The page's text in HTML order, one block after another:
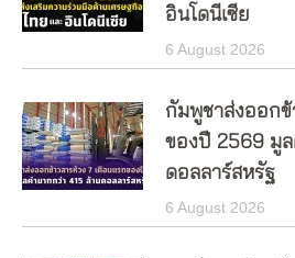
อินโดนีเซีย
6 August 2026
กัมพูชาส่งออกข้
ของปี 2569 มูล
ดอลลาร์สหรัฐ
6 August 2026